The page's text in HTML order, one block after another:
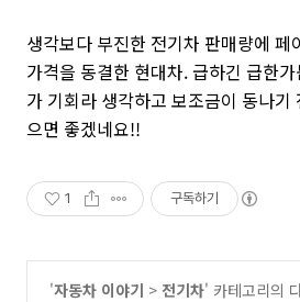
생각보다 부진한 전기차 판매량에 페
가격을 동결한 현대차. 급하긴 급한
가 기회라 생각하고 보조금이 동나기
으면 좋겠네요!!
1 구독하기
'자동차 이야기 > 전기차' 카테고리의